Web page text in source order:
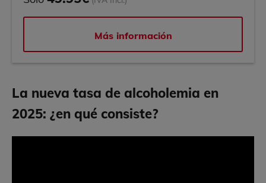
Más información
La nueva tasa de alcoholemia en
2025: ¿en qué consiste?